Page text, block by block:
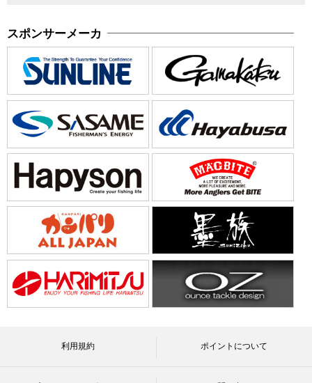
スポンサーメーカ
利用規約 ポイントについて